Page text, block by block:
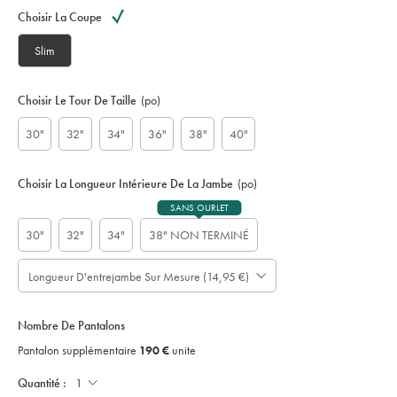
produit
:
U
0
N
Y
Choisir La Coupe
Slim
Choisir Le Tour De Taille (po)
30" 32" 34" 36" 38" 40"
Choisir La Longueur Intérieure De La Jambe (po)
30" 32" 34" 38" NON TERMINÉ
SANS OURLET
Longueur D'entrejambe Sur Mesure (14,95 €)
noter
Prévoir
4
ouvrables
pour
only:
Nombre De Pantalons
Supplémentaire
Pantalon supplémentaire 190 € unite
Quantité :